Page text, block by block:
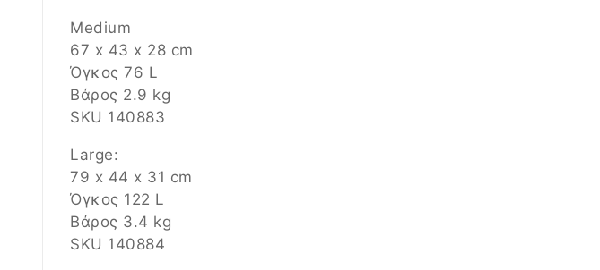
Μedium
67 x 43 x 28 cm
Όγκος 76 L
Βάρος 2.9 kg
SKU 140883
Large:
79 x 44 x 31 cm
Όγκος 122 L
Βάρος 3.4 kg
SKU 140884